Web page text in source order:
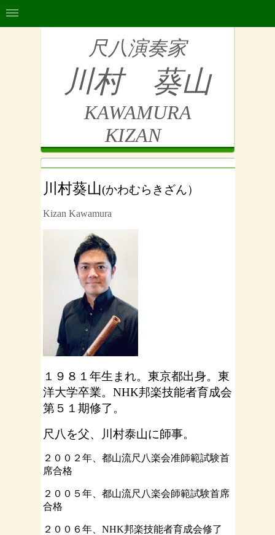
尺八演奏家
川村 葵山
KAWAMURA
KIZAN
川村葵山(かわむらきざん）
Kizan Kawamura
１９８１年生まれ。東京都出身。東
洋大学卒業。NHK邦楽技能者育成会
第５１期修了。
尺八を父、川村泰山に師事。
２００２年、都山流尺八楽会准師範試験首
席合格
２００５年、都山流尺八楽会師範試験首席
合格
２００６年、NHK邦楽技能者育成会修了